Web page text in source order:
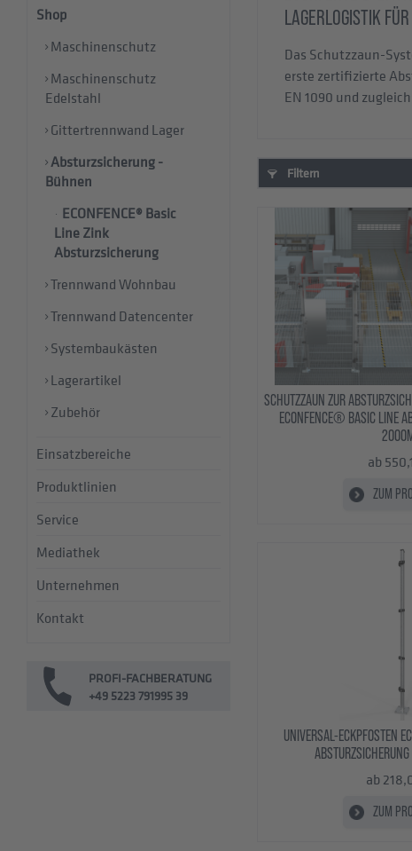
Shop
Maschinenschutz
Maschinenschutz
Edelstahl
Gittertrennwand Lager
Absturzsicherung -
Bühnen
ECONFENCE® Basic
Line Zink
Absturzsicherung
Trennwand Wohnbau
Trennwand Datencenter
Systembaukästen
Lagerartikel
Zubehör
Einsatzbereiche
Produktlinien
Service
Mediathek
Unternehmen
Kontakt
PROFI-FACHBERATUNG
+49 5223 791995 39
LAGERLOGISTIK
Das Schutzzaun-
erste zertifizierte
EN 1090 und
Filtern
SCHUTZZAUN ZUR
ECONFENCE® BASIC LINE
ab
ZUM
UNIVERSAL-ECKPFOSTEN
ab
ZUM